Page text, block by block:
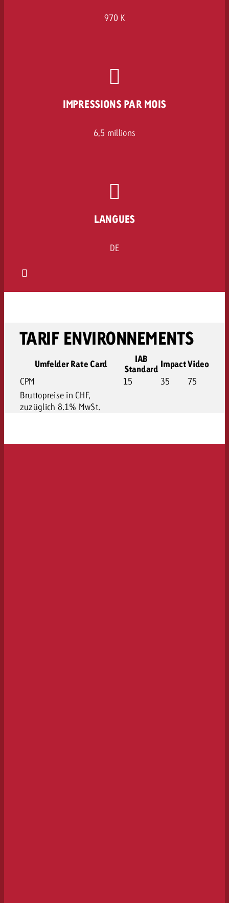
970 K
IMPRESSIONS PAR MOIS
6,5 millions
LANGUES
DE
TARIF ENVIRONNEMENTS
Umfelder Rate Card
IAB
Standard ImpactVideo
CPM 15 35
75
Bruttopreise in CHF,
zuzüglich 8.1% MwSt.